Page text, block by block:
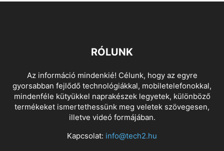
RÓLUNK
Az információ mindenkié! Célunk, hogy az egyre
gyorsabban fejlődő technológiákkal, mobiletelefonokkal,
mindenféle kütyükkel naprakészek legyetek, különböző
termékeket ismertethessünk meg veletek szövegesen,
illetve videó formájában.
Kapcsolat: info@tech2.hu